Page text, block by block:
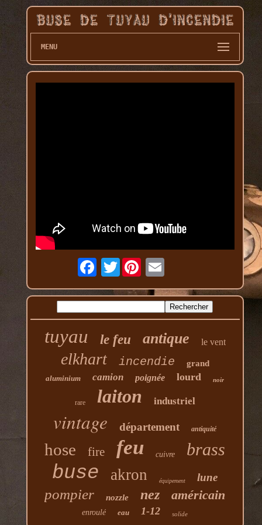
MENU
Twitter
tuyau le feu antique le vent
elkhart incendie grand
aluminium camion poignée lourd noir
rare laiton industriel
vintage département antiquité
hose fire feu cuivre brass
buse akron équipement lune
pompier nozzle nez américain
enroulé eau 1-12 solide